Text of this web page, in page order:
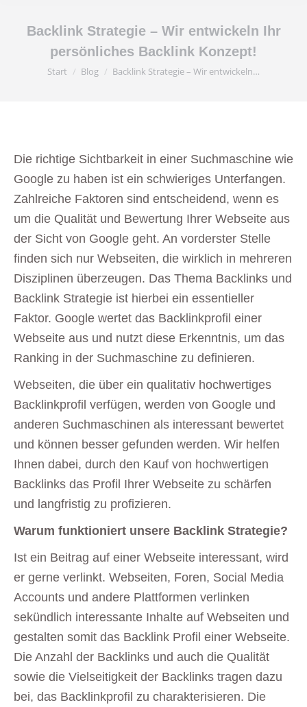
Backlink Strategie – Wir entwickeln Ihr
persönliches Backlink Konzept!
Sie befinden sich hier:
Start Blog Backlink Strategie – Wir entwickeln…
Die richtige Sichtbarkeit in einer Suchmaschine wie
Google zu haben ist ein schwieriges Unterfangen.
Zahlreiche Faktoren sind entscheidend, wenn es
um die Qualität und Bewertung Ihrer Webseite aus
der Sicht von Google geht. An vorderster Stelle
finden sich nur Webseiten, die wirklich in mehreren
Disziplinen überzeugen. Das Thema Backlinks und
Backlink Strategie ist hierbei ein essentieller
Faktor. Google wertet das Backlinkprofil einer
Webseite aus und nutzt diese Erkenntnis, um das
Ranking in der Suchmaschine zu definieren.
Webseiten, die über ein qualitativ hochwertiges
Backlinkprofil verfügen, werden von Google und
anderen Suchmaschinen als interessant bewertet
und können besser gefunden werden. Wir helfen
Ihnen dabei, durch den Kauf von hochwertigen
Backlinks das Profil Ihrer Webseite zu schärfen
und langfristig zu profizieren.
Warum funktioniert unsere Backlink Strategie?
Ist ein Beitrag auf einer Webseite interessant, wird
er gerne verlinkt. Webseiten, Foren, Social Media
Accounts und andere Plattformen verlinken
sekündlich interessante Inhalte auf Webseiten und
gestalten somit das Backlink Profil einer Webseite.
Die Anzahl der Backlinks und auch die Qualität
sowie die Vielseitigkeit der Backlinks tragen dazu
bei, das Backlinkprofil zu charakterisieren. Die